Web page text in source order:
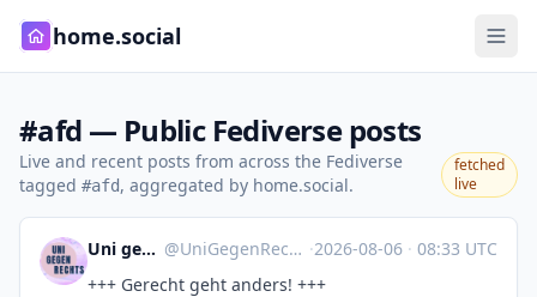
home.social
#afd — Public Fediverse posts
Live and recent posts from across the Fediverse
tagged #afd, aggregated by home.social.
fetched
live
Uni gegen Rechts Jena @UniGegenRechts_Jena@thueringen.social ·2026-08-06 · 08:33 UTC
+++ Gerecht geht anders! +++